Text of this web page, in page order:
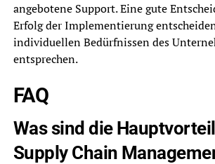
angebotene Support. Eine gute
Erfolg der Implementierung
individuellen Bedürfnissen des
entsprechen.
FAQ
Was sind die
Supply Chain